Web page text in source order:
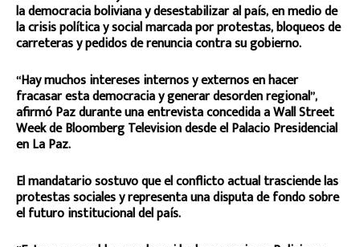
la democracia boliviana y desestabilizar al país, en medio de
la crisis política y social marcada por protestas, bloqueos de
carreteras y pedidos de renuncia contra su gobierno.
“Hay muchos intereses internos y externos en hacer
fracasar esta democracia y generar desorden regional”,
afirmó Paz durante una entrevista concedida a Wall Street
Week de Bloomberg Television desde el Palacio Presidencial
en La Paz.
El mandatario sostuvo que el conflicto actual trasciende las
protestas sociales y representa una disputa de fondo sobre
el futuro institucional del país.